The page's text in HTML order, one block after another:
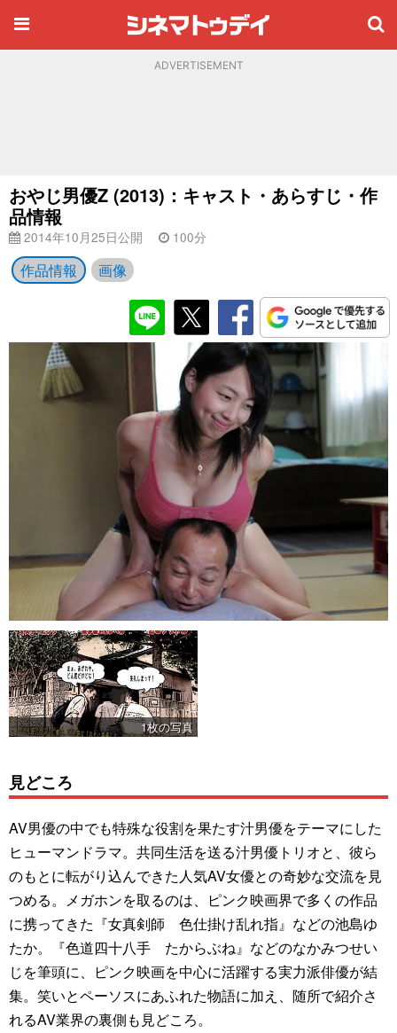
ADVERTISEMENT
おやじ男優Z (2013)：キャスト・あらすじ・作
品情報
2014年10月25日公開 100分
作品情報 画像
1枚の写真
見どころ
AV男優の中でも特殊な役割を果たす汁男優をテーマにした
ヒューマンドラマ。共同生活を送る汁男優トリオと、彼ら
のもとに転がり込んできた人気AV女優との奇妙な交流を見
つめる。メガホンを取るのは、ピンク映画界で多くの作品
に携ってきた『女真剣師 色仕掛け乱れ指』などの池島ゆ
たか。『色道四十八手 たからぶね』などのなかみつせい
じを筆頭に、ピンク映画を中心に活躍する実力派俳優が結
集。笑いとペーソスにあふれた物語に加え、随所で紹介さ
れるAV業界の裏側も見どころ。